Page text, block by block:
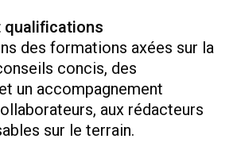
qualifications
des formations axées sur la
concis, des
un accompagnement
aux rédacteurs
sur le terrain.